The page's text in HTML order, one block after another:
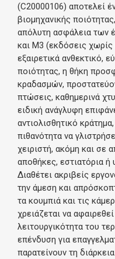
(C20000106) αποτελεί
βιομηχανικής
απόλυτη ασφάλεια των
και M3 (εκδόσεις
εξαιρετικά ανθεκτικό,
ποιότητας, η θήκη
κραδασμών,
πτώσεις, καθημερινά
ειδική ανάγλυφη
αντιολισθητικό
πιθανότητα να
χειριστή, ακόμη και σε
αποθήκες, εστιατόρια
Διαθέτει ακριβείς
την άμεση και
τα κουμπιά και τις
χρειάζεται να
λειτουργικότητα του
επένδυση για
παρατείνουν τη